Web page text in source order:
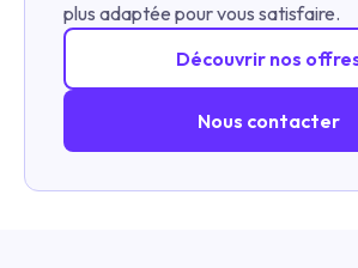
plus adaptée pour vous satisfaire.
Découvrir nos
Nous contacter